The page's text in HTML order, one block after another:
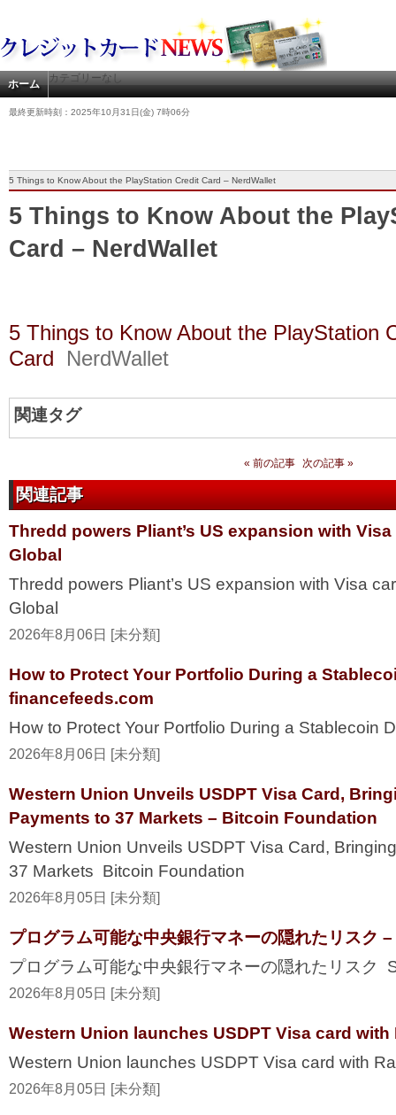
ホーム カテゴリーなし
最終更新時刻：2025年10月31日(金) 7時06分
5 Things to Know About the PlayStation Credit Card – NerdWallet
5 Things to Know About the
Card – NerdWallet
5 Things to Know About the PlayStation
Card
NerdWallet
関連タグ
« 前の記事 次の記事 »
関連記事
Thredd powers Pliant’s US expansion with
Global
Thredd powers Pliant’s US expansion with Visa
Global
2026年8月06日 [未分類]
How to Protect Your Portfolio During a
financefeeds.com
How to Protect Your Portfolio During a Stablecoin
2026年8月06日 [未分類]
Western Union Unveils USDPT Visa Card,
Payments to 37 Markets – Bitcoin Foundation
Western Union Unveils USDPT Visa Card,
37 Markets Bitcoin Foundation
2026年8月05日 [未分類]
プログラム可能な中央銀行マネーの隠れたリスク
プログラム可能な中央銀行マネーの隠れたリスク
2026年8月05日 [未分類]
Western Union launches USDPT Visa card
Western Union launches USDPT Visa card with
2026年8月05日 [未分類]